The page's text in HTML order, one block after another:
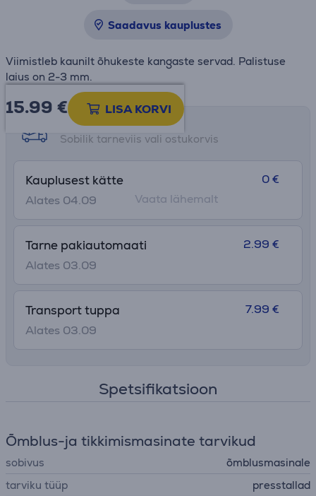
Saadavus kauplustes
Viimistleb kaunilt õhukeste kangaste servad. Palistuse
laius on 2-3 mm.
15.99 € LISA KORVI
Tarne võimalused
Sobilik tarneviis vali ostukorvis
Kauplusest kätte
Alates 04.09
0 €
Vaata lähemalt
Tarne pakiautomaati
Alates 03.09
2.99 €
Transport tuppa
Alates 03.09
7.99 €
Spetsifikatsioon
Õmblus-ja tikkimismasinate tarvikud
sobivus
õmblusmasinale
tarviku tüüp
presstallad